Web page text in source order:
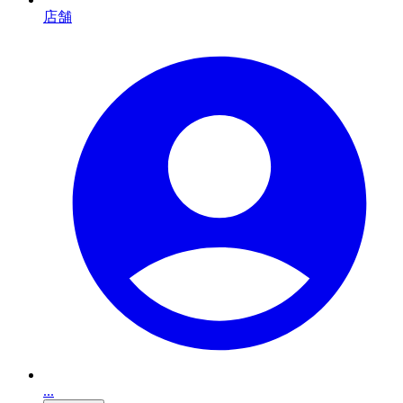
店舗
...